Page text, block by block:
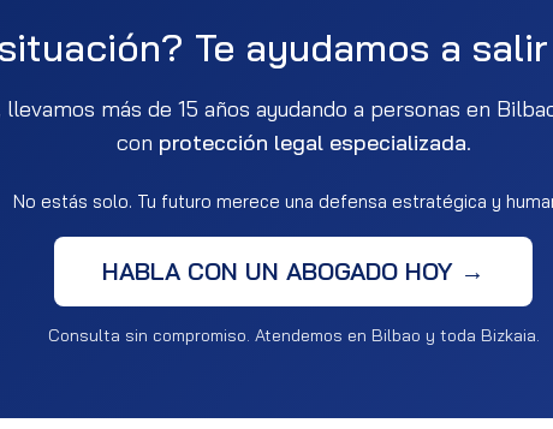
Te ayudamos a
llevamos más de 15 años ayudando a personas en
con protección legal especializada.
No estás solo. Tu futuro merece una defensa estratégica y
HABLA CON UN ABOGADO HOY →
Consulta sin compromiso. Atendemos en Bilbao y toda Bizkaia.